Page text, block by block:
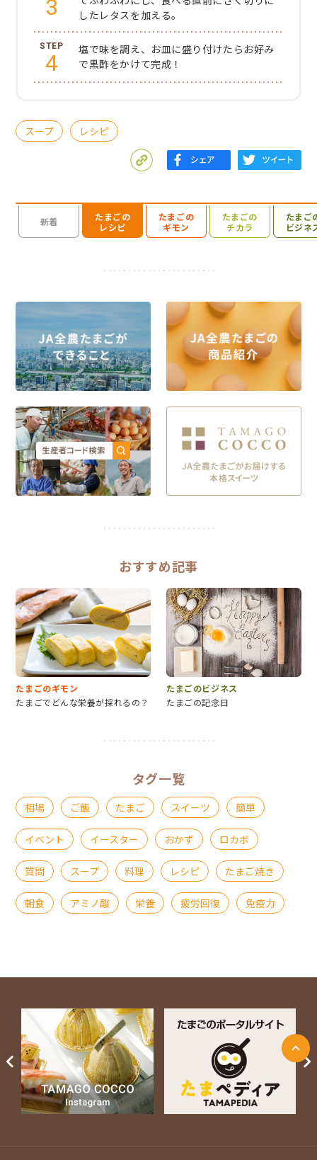
3
したレタスを加える。
4
塩で味を調え、お皿に盛り付けたらお好み
で黒酢をかけて完成！
スープ レシピ
新着
たまごの
レシピ
たまごの
ギモン
たまごの
チカラ
たまご
ビジネ
検索を開く
おすすめ記事
たまごのギモン
たまごでどんな栄養が採れるの？
たまごのビジネス
たまごの記念日
タグ一覧
相場 ご飯 たまご スイーツ 簡単
イベント イースター おかず ロカボ
質問 スープ 料理 レシピ たまご焼き
朝食 アミノ酸 栄養 疲労回復 免疫力
ージ上部に戻る